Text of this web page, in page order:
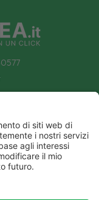
FARMACI A-Z
NOSTRO CATALOGO
BLOG